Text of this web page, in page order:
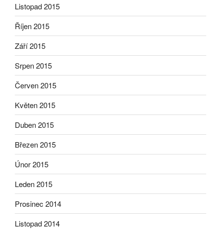
Listopad 2015
Říjen 2015
Září 2015
Srpen 2015
Červen 2015
Květen 2015
Duben 2015
Březen 2015
Únor 2015
Leden 2015
Prosinec 2014
Listopad 2014